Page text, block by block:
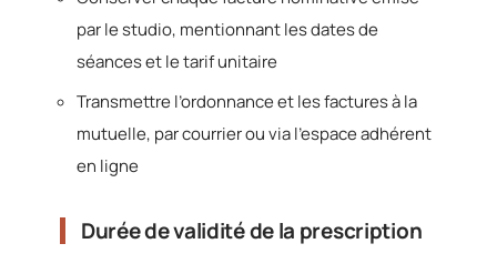
par le studio, mentionnant les dates de
séances et le tarif unitaire
Transmettre l’ordonnance et les factures à la
mutuelle, par courrier ou via l’espace adhérent
en ligne
Durée de validité de la prescription